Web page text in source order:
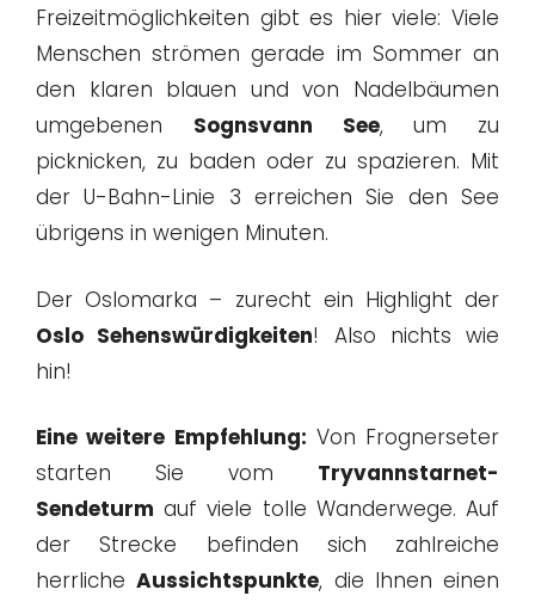
Freizeitmöglichkeiten gibt es hier viele: Viele
Menschen strömen gerade im Sommer an
den klaren blauen und von Nadelbäumen
umgebenen Sognsvann See, um zu
picknicken, zu baden oder zu spazieren. Mit
der U-Bahn-Linie 3 erreichen Sie den See
übrigens in wenigen Minuten.
Der Oslomarka – zurecht ein Highlight der
Oslo Sehenswürdigkeiten! Also nichts wie
hin!
Eine weitere Empfehlung: Von Frognerseter
starten Sie vom Tryvannstarnet-
Sendeturm auf viele tolle Wanderwege. Auf
der Strecke befinden sich zahlreiche
herrlicheAussichtspunkte, die Ihnen einen